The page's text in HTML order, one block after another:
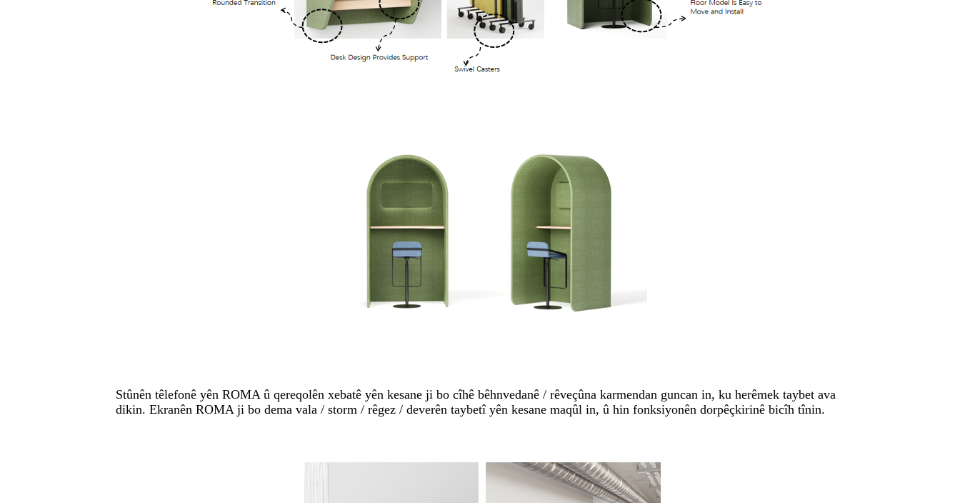
Stûnên têlefonê yên ROMA û qereqolên xebatê yên kesane ji bo cîhê bêhnvedanê / rêveçûna karmendan guncan in, ku herêmek taybet ava
dikin. Ekranên ROMA ji bo dema vala / storm / rêgez / deverên taybetî yên kesane maqûl in, û hin fonksiyonên dorpêçkirinê bicîh tînin.